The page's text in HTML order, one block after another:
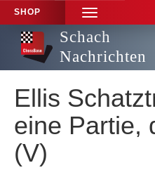
SHOP
TOGGLE
NAVIGATION
Schach
Nachrichten
Ellis
eine Partie,
(V)